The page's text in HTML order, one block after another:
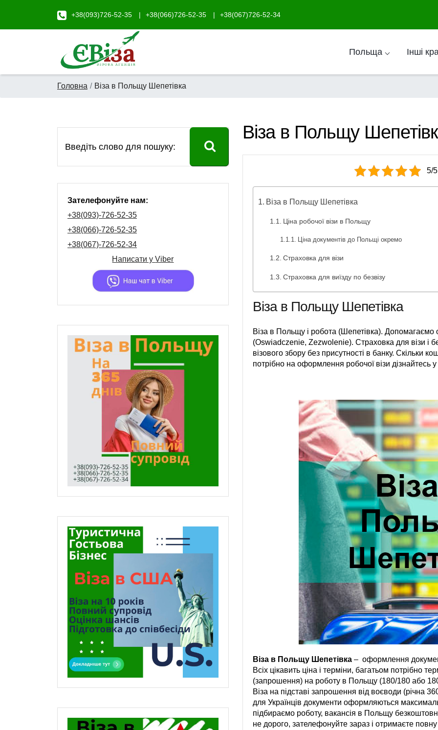
+38(093)726-52-35 +38(066)726-52-35 +38(067)726-52-34
Польща ⌵ Інші
Головна Віза в Польщу Шепетівка
Віза в Польщу
5/
Віза в Польщу Шепетівка
Ціна робочої візи в Польщу
Ціна документів до Польщі окремо
Страховка для візи
Страховка для виїзду по безвізу
Віза в Польщу Шепетівка
Віза в Польщу і робота (Шепетівка). Допомагаємо
(Oswiadczenie, Zezwolenie). Страховка для візи і
візового збору без присутності в банку. Скільки
потрібно на оформлення робочої візи дізнайтесь у
Віза в Польщу Шепетівка– оформлення
Всіх цікавить ціна і терміни, багатьом потрібно
(запрошення) на роботу в Польщу (180/180 або
Віза на підставі запрошення від воєводи (річна
для Українців документи оформляються
підбираємо роботу, вакансія в Польщу
не дорого, зателефонуйте зараз і отримаєте повну
Зателефонуйте нам:
+38(093)-726-52-35
+38(066)-726-52-35
+38(067)-726-52-34
Написати уViber